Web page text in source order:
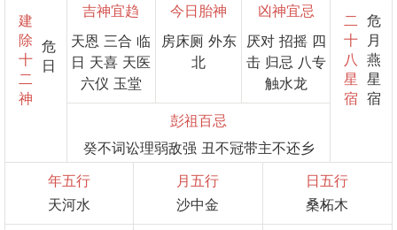
建
除
十
二
神
危
日
吉神宜趋
天恩 三合 临
日 天喜 天医
六仪 玉堂
今日胎神
房床厕 外东
北
凶神宜忌
厌对 招摇 四
击 归忌 八专
触水龙
彭祖百忌
癸不词讼理弱敌强 丑不冠带主不还乡
二
十
八
星
宿
危
月
燕
星
宿
年五行
天河水
月五行
沙中金
日五行
桑柘木